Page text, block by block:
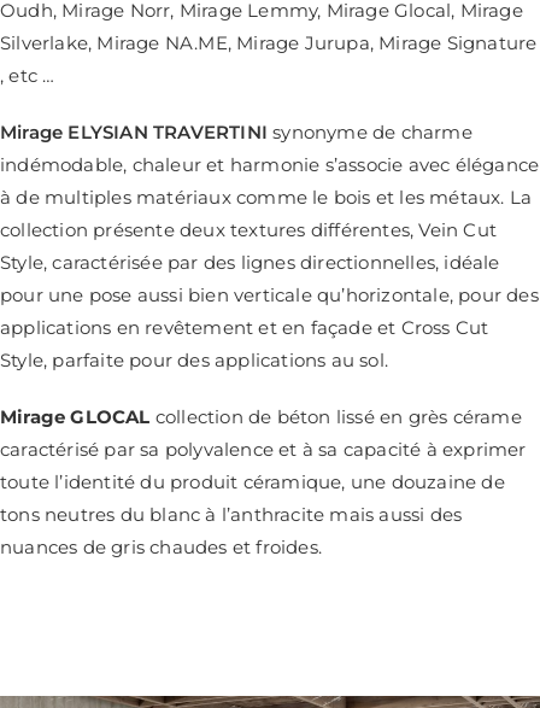
Oudh, Mirage Norr, Mirage Lemmy, Mirage Glocal, Mirage
Silverlake, Mirage NA.ME, Mirage Jurupa, Mirage Signature
, etc …
Mirage ELYSIAN TRAVERTINI synonyme de charme
indémodable, chaleur et harmonie s’associe avec élégance
à de multiples matériaux comme le bois et les métaux. La
collection présente deux textures différentes, Vein Cut
Style, caractérisée par des lignes directionnelles, idéale
pour une pose aussi bien verticale qu’horizontale, pour des
applications en revêtement et en façade et Cross Cut
Style, parfaite pour des applications au sol.
Mirage GLOCAL collection de béton lissé en grès cérame
caractérisé par sa polyvalence et à sa capacité à exprimer
toute l’identité du produit céramique, une douzaine de
tons neutres du blanc à l’anthracite mais aussi des
nuances de gris chaudes et froides.